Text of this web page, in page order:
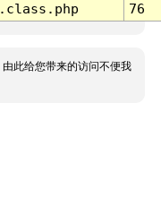
76
此给您带来的访问不便我